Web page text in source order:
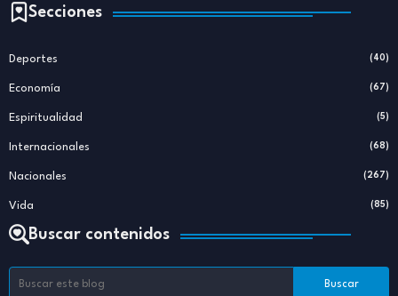
Secciones
Deportes (40)
Economía (67)
Espiritualidad (5)
Internacionales (68)
Nacionales (267)
Vida (85)
Buscar contenidos